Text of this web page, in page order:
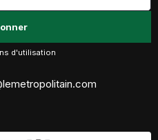
d'utilisation